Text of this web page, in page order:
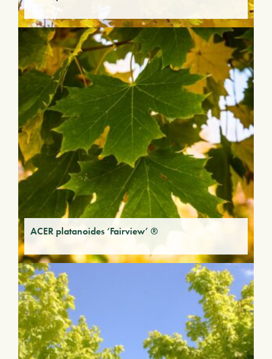
ACER platanoides ‘Fairview’ ®